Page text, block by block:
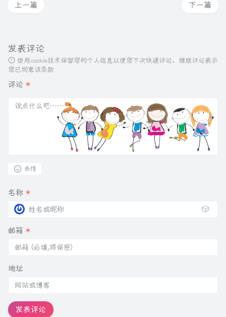
下一篇
上一篇
发表评论
使用cookie技术保留您的个人信息以便您下次快速评论，继续评论表示
您已同意该条款
评论 *
表情
名称 *
🎲
邮箱 *
地址
发表评论